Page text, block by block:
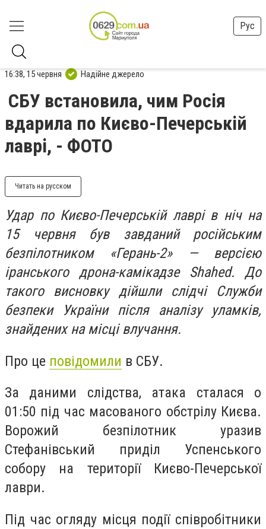
Рус
16:38, 15 червня Надійне джерело
СБУ встановила, чим Росія
вдарила по Києво-Печерській
лаврі, - ФОТО
Читать на русском
Удар по Києво-Печерській лаврі в ніч на
15 червня був завданий російським
безпілотником «Герань-2» — версією
іранського дрона-камікадзе Shahed. До
такого висновку дійшли слідчі Служби
безпеки України після аналізу уламків,
знайдених на місці влучання.
Про це повідомили в СБУ.
За даними слідства, атака сталася о
01:50 під час масованого обстрілу Києва.
Ворожий безпілотник уразив
Стефанівський приділ Успенського
собору на території Києво-Печерської
лаври.
Під час огляду місця події співробітники